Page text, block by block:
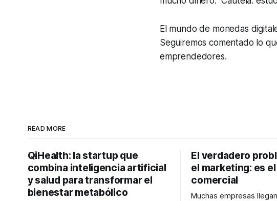
El mundo de monedas
Seguiremos comentado lo
emprendedores.
READ MORE
QiHealth: la startup que
combina inteligencia artificial
y salud para transformar el
bienestar metabólico
El verdadero
el marketing: es
comercial
Muchas empresas